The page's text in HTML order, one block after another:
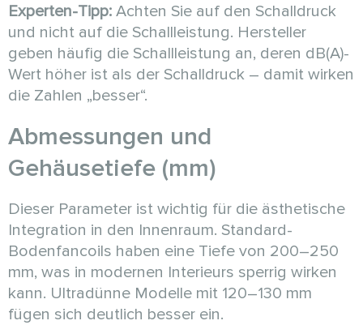
Experten-Tipp: Achten Sie auf den Schalldruck
und nicht auf die Schallleistung. Hersteller
geben häufig die Schallleistung an, deren dB(A)-
Wert höher ist als der Schalldruck – damit wirken
die Zahlen „besser“.
Abmessungen und
Gehäusetiefe (mm)
Dieser Parameter ist wichtig für die ästhetische
Integration in den Innenraum. Standard-
Bodenfancoils haben eine Tiefe von 200–250
mm, was in modernen Interieurs sperrig wirken
kann. Ultradünne Modelle mit 120–130 mm
fügen sich deutlich besser ein.